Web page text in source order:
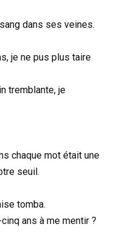
dans ses veines.
je ne pus plus taire
tremblante, je
chaque mot était une
seuil.
tomba.
ans à me mentir ?